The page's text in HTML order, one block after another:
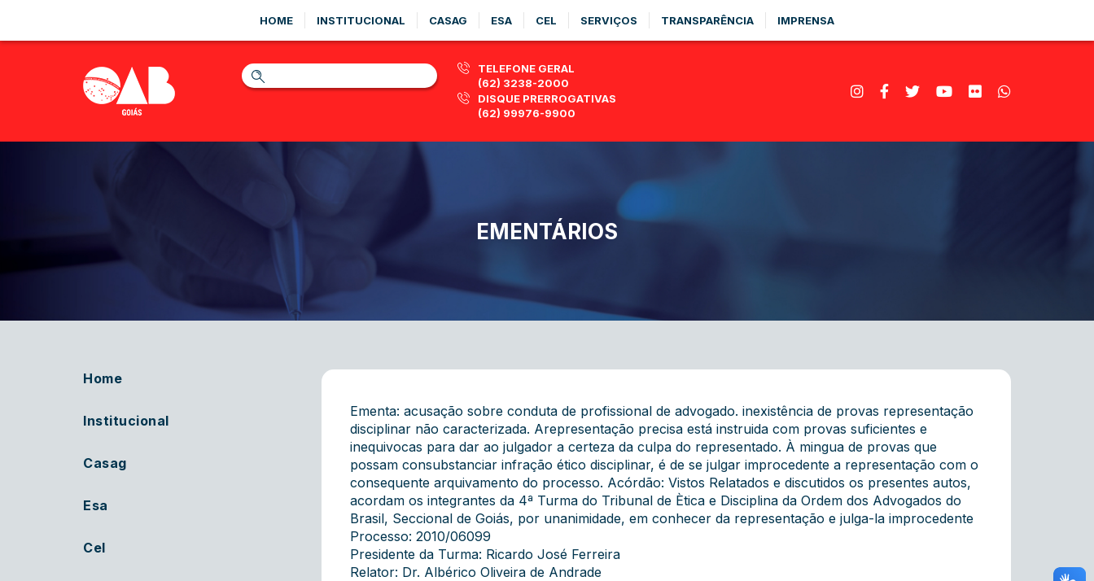
HOME INSTITUCIONAL CASAG ESA CEL SERVIÇOS TRANSPARÊNCIA IMPRENSA
TELEFONE GERAL
(62) 3238-2000
DISQUE PRERROGATIVAS
(62) 99976-9900
EMENTÁRIOS
Home
Institucional
Casag
Esa
Cel
Ementa: acusação sobre conduta de profissional de advogado. inexistência de provas representação
disciplinar não caracterizada. Arepresentação precisa está instruida com provas suficientes e
inequivocas para dar ao julgador a certeza da culpa do representado. À mingua de provas que
possam consubstanciar infração ético disciplinar, é de se julgar improcedente a representação com o
consequente arquivamento do processo. Acórdão: Vistos Relatados e discutidos os presentes autos,
acordam os integrantes da 4ª Turma do Tribunal de Ètica e Disciplina da Ordem dos Advogados do
Brasil, Seccional de Goiás, por unanimidade, em conhecer da representação e julga-la improcedente
Processo: 2010/06099
Presidente da Turma: Ricardo José Ferreira
Relator: Dr. Albérico Oliveira de Andrade